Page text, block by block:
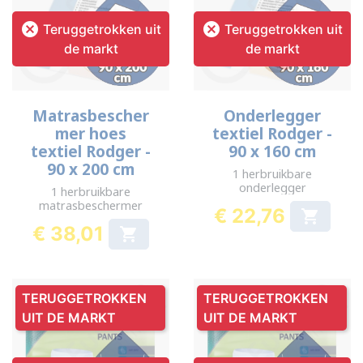
 Teruggetrokken uit
de markt
Matrasbescher
mer hoes
textiel Rodger -
90 x 200 cm
1 herbruikbare
matrasbeschermer
Prijs
€ 38,01 
 Teruggetrokken uit
de markt
Onderlegger
textiel Rodger -
90 x 160 cm
1 herbruikbare
onderlegger
Prijs
€ 22,76 
TERUGGETROKKEN
UIT DE MARKT
TERUGGETROKKEN
UIT DE MARKT